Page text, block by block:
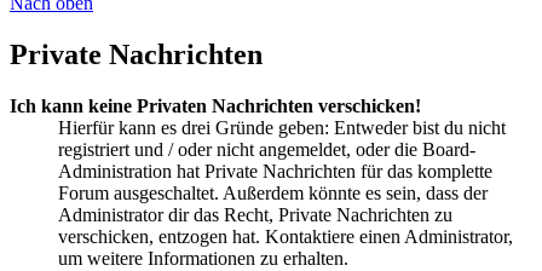
Private Nachrichten
Ich kann keine Privaten Nachrichten verschicken!
Hierfür kann es drei Gründe geben: Entweder bist du nicht
registriert und / oder nicht angemeldet, oder die Board-
Administration hat Private Nachrichten für das komplette
Forum ausgeschaltet. Außerdem könnte es sein, dass der
Administrator dir das Recht, Private Nachrichten zu
verschicken, entzogen hat. Kontaktiere einen Administrator,
um weitere Informationen zu erhalten.